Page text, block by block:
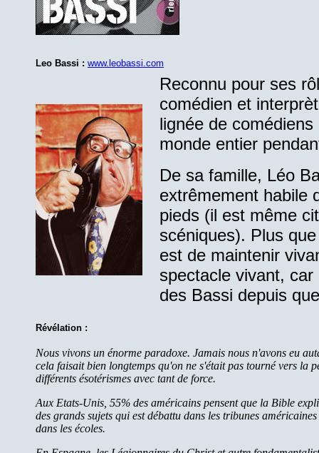
Leo Bassi : www.leobassi.com
Reconnu pour ses
comédien et
lignée de
monde entier
De sa famille, Léo
extrêmement habile
pieds (il est même
scéniques). Plus
est de maintenir
spectacle vivant,
des Bassi depuis
Révélation :
Nous vivons un énorme paradoxe. Jamais nous n'avons eu
cela faisait bien longtemps qu'on ne s'était pas tourné vers la
différents ésotérismes avec tant de force.
Aux Etats-Unis, 55% des américains pensent que la Bible
des grands sujets qui est débattu dans les tribunes
dans les écoles.